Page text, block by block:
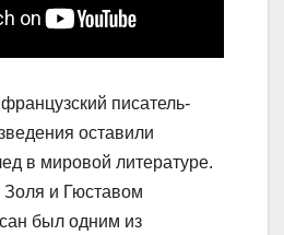
писатель-
оставили
в мировой литературе.
и Гюставом
был одним из